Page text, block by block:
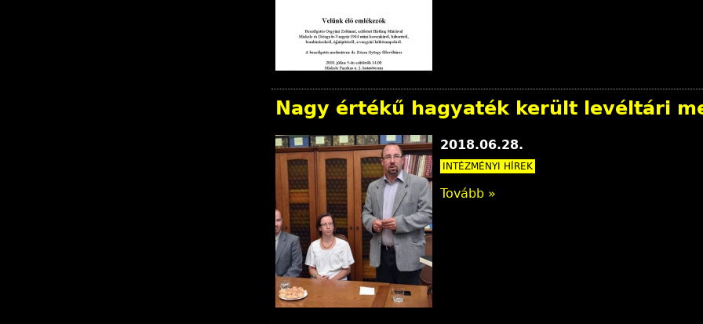
Nagy értékű hagyaték került levéltári
2018.06.28.
INTÉZMÉNYI HÍREK
Tovább »